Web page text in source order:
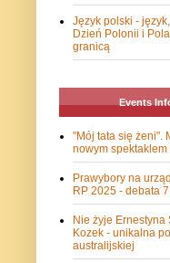
Język polski - język,
Dzień Polonii i
granicą
Events
"Mój tata się żeni".
nowym spektaklem
Prawybory na
RP 2025 - debata
Nie żyje Ernestyna
Kozek - unikalna
australijskiej